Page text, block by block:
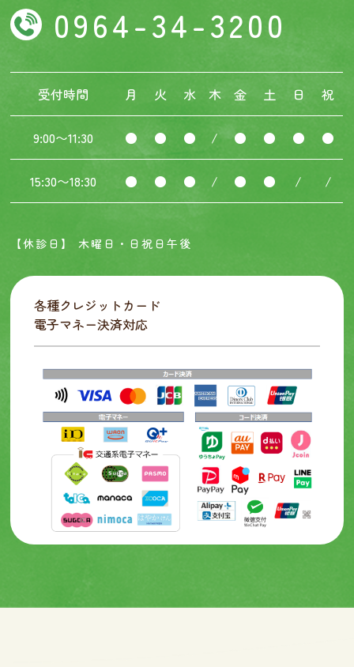
0964-34-3200
受付時間 月 火 水 木 金 土 日 祝
9:00〜11:30 ● ● ● / ● ● ● ●
15:30〜18:30 ● ● ● / ● ● / /
【休診日】 木曜日・日祝日午後
各種クレジットカード
電子マネー決済対応